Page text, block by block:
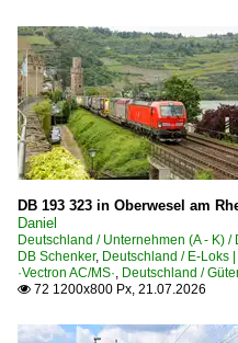
Wanne-Eickel Hbf
Wiesbaden
Wuppertal Hbf ·KW·
Wuppertal (alle
Würzburg Hbf
Zossen
Zscherben
Bahntechnische
Duisburg-Hochfelder
DB 193 323 in Oberwesel am
Daniel
Deutschland / Unternehmen (A - K)
DB Schenker, Deutschland / E-
·Vectron AC/MS·, Deutschland /
 72 1200x800 Px, 21.07.2026